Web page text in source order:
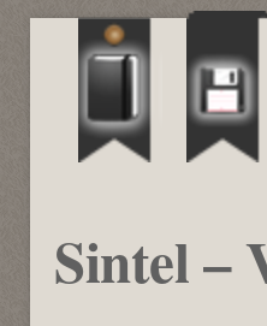
Sintel –